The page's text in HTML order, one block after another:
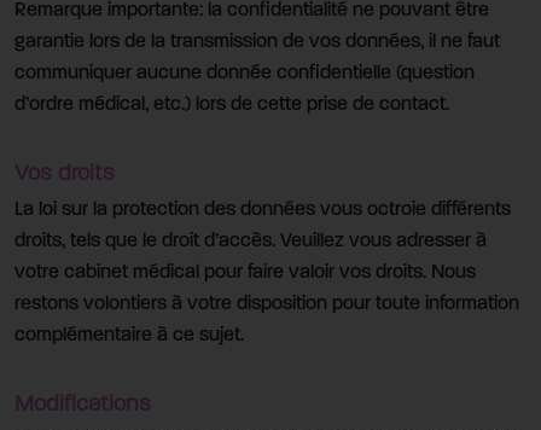
Remarque importante: la confidentialité ne pouvant être
garantie lors de la transmission de vos données, il ne faut
communiquer aucune donnée confidentielle (question
d’ordre médical, etc.) lors de cette prise de contact.
Vos droits
La loi sur la protection des données vous octroie différents
droits, tels que le droit d’accès. Veuillez vous adresser à
votre cabinet médical pour faire valoir vos droits. Nous
restons volontiers à votre disposition pour toute information
complémentaire à ce sujet.
Modifications